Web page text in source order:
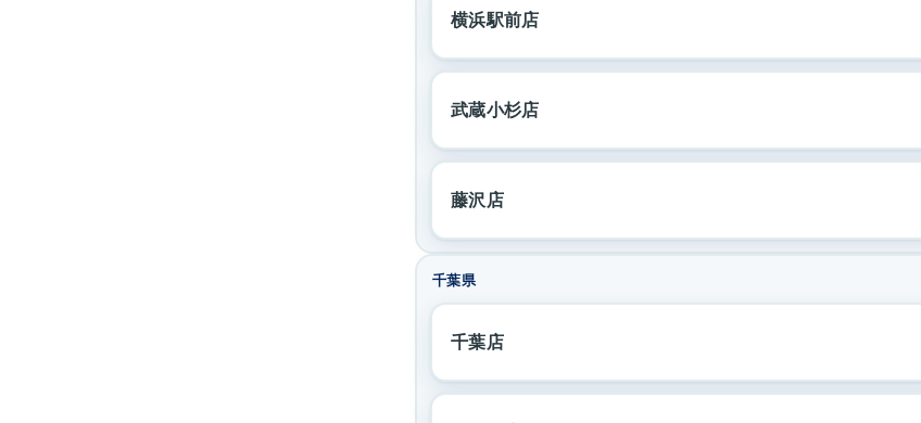
横浜駅前店
武蔵小杉店
藤沢店
千葉県
千葉店